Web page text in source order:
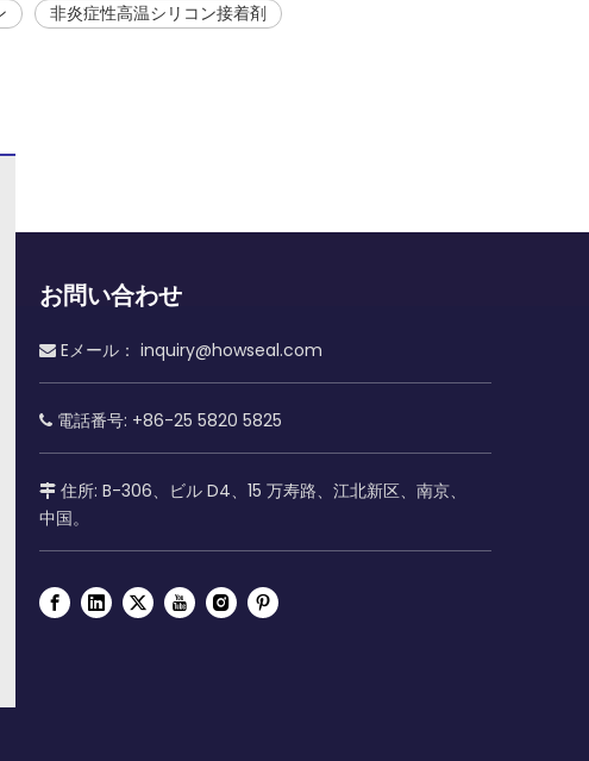
非炎症性高温シリコン接着剤
お問い合わせ
 Eメール： inquiry@howseal.com
 電話番号: +86-25 5820 5825
 住所: B-306、ビル D4、15 万寿路、江北新区、南京、
中国。